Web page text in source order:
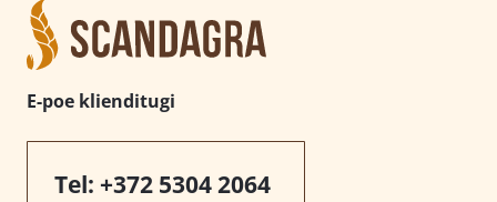
E-poe klienditugi
Tel: +372 5304 2064